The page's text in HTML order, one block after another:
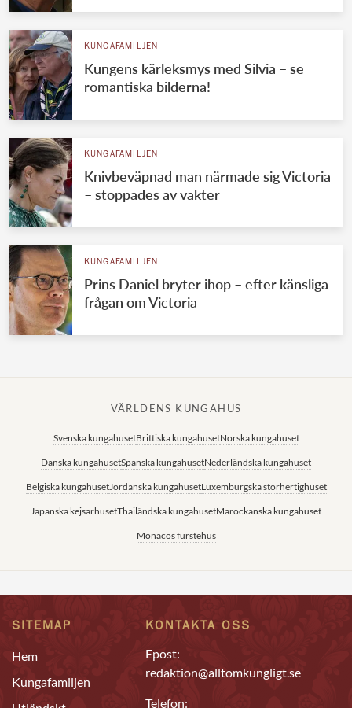
KUNGAFAMILJEN
Kungens kärleksmys med Silvia – se
romantiska bilderna!
KUNGAFAMILJEN
Knivbeväpnad man närmade sig Victoria
– stoppades av vakter
KUNGAFAMILJEN
Prins Daniel bryter ihop – efter känsliga
frågan om Victoria
VÄRLDENS KUNGAHUS
Svenska kungahusetBrittiska kungahusetNorska kungahuset
Danska kungahusetSpanska kungahusetNederländska kungahuset
Belgiska kungahusetJordanska kungahusetLuxemburgska storhertighuset
Japanska kejsarhusetThailändska kungahusetMarockanska kungahuset
Monacos furstehus
SITEMAP
Hem
Kungafamiljen
KONTAKTA OSS
Epost:
redaktion@alltomkungligt.se
Telefon: